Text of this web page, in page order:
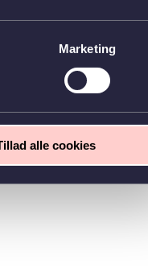
Marketing
alle cookies